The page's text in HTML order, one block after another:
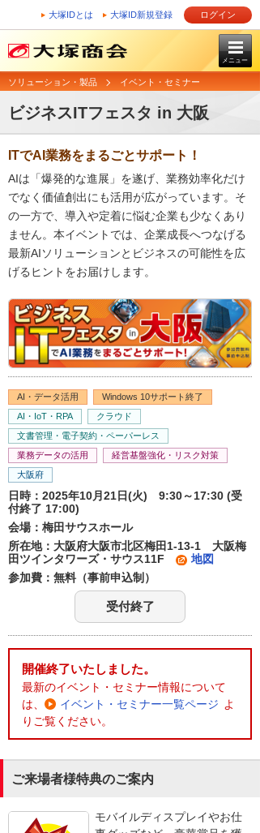
大塚IDとは 大塚ID新規登録 ログイン
メニュー
ソリューション・製品 イベント・セミナー
ビジネスITフェスタ in 大阪
ITでAI業務をまるごとサポート！
AIは「爆発的な進展」を遂げ、業務効率化だけ
でなく価値創出にも活用が広がっています。そ
の一方で、導入や定着に悩む企業も少なくあり
ません。本イベントでは、企業成長へつなげる
最新AIソリューションとビジネスの可能性を広
げるヒントをお届けします。
AI・データ活用
Windows 10サポート終了
AI・IoT・RPA
クラウド
文書管理・電子契約・ペーパーレス
業務データの活用
経営基盤強化・リスク対策
大阪府
日時：2025年10月21日(火) 9:30～17:30 (受
付終了 17:00)
会場：梅田サウスホール
所在地：大阪府大阪市北区梅田1-13-1 大阪梅
田ツインタワーズ・サウス11F
地図
参加費：無料（事前申込制）
受付終了
開催終了いたしました。
最新のイベント・セミナー情報について
は、
イベント・セミナー一覧ページ よ
りご覧ください。
ご来場者様特典のご案内
モバイルディスプレイやお仕